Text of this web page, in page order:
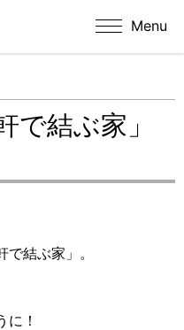
Menu
で結ぶ家」
結ぶ家」。
に！